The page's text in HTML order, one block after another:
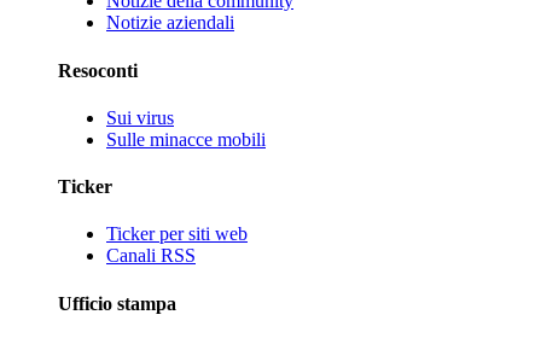
Notizie aziendali
Resoconti
Sui virus
Sulle minacce mobili
Ticker
Ticker per siti web
Canali RSS
Ufficio stampa